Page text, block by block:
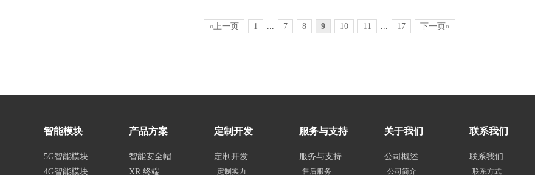
«上一页 1 ... 7 8 9 10 11 ... 17 下一页»
智能模块
5G智能模块
4G智能模块
产品方案
智能安全帽
XR 终端
定制开发
定制开发
定制实力
服务与支持
服务与支持
售后服务
关于我们
公司概述
公司简介
联系我们
联系我们
联系方式